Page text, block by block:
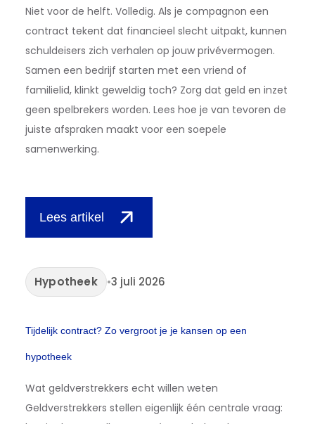
Niet voor de helft. Volledig. Als je compagnon een
contract tekent dat financieel slecht uitpakt, kunnen
schuldeisers zich verhalen op jouw privévermogen.
Samen een bedrijf starten met een vriend of
familielid, klinkt geweldig toch? Zorg dat geld en inzet
geen spelbrekers worden. Lees hoe je van tevoren de
juiste afspraken maakt voor een soepele
samenwerking.
Lees artikel
Hypotheek •3 juli 2026
Tijdelijk contract? Zo vergroot je je kansen op een
hypotheek
Wat geldverstrekkers echt willen weten
Geldverstrekkers stellen eigenlijk één centrale vraag: